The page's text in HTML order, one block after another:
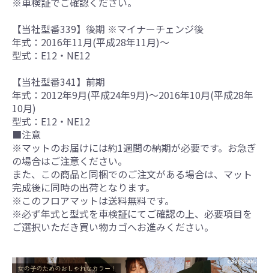
【当社型番339】後期 ※マイナーチェンジ後
年式：2016年11月(平成28年11月)～
型式：E12・NE12
【当社型番341】前期
年式：2012年9月(平成24年9月)～2016年10月(平成28年
10月)
型式：E12・NE12
■注意
※マットのお届けには約1週間の納期が必要です。お急ぎ
の場合はご注意ください。
また、この商品と同梱でのご注文がある場合は、マット
完成後に同時の出荷となります。
※このフロアマットは送料無料です。
※必ず年式と型式を車検証にてご確認の上、必要項目を
ご選択いただき買い物カゴへお進みください。